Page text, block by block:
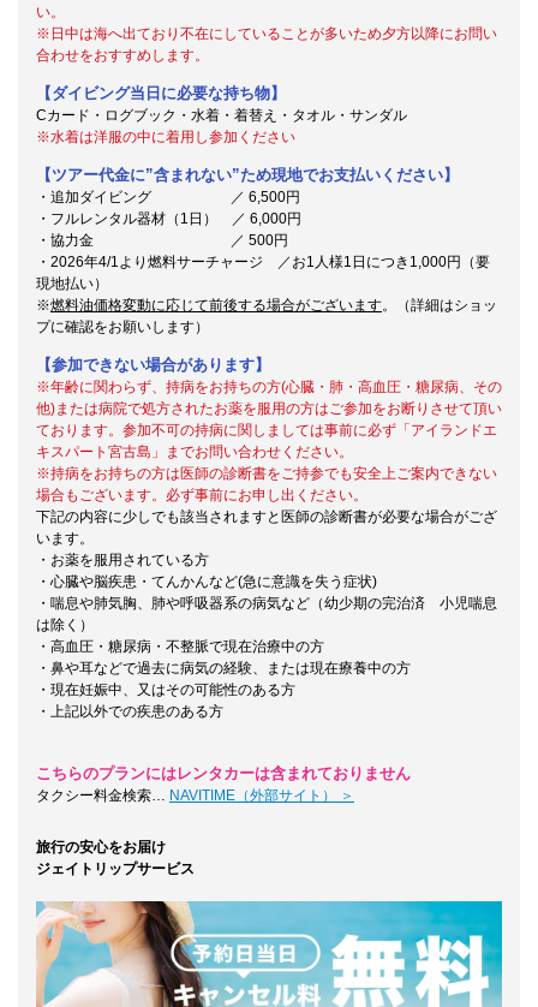
い。
※日中は海へ出ており不在にしていることが多いため夕方以降にお問い
合わせをおすすめします。
【ダイビング当日に必要な持ち物】
Cカード・ログブック・水着・着替え・タオル・サンダル
※水着は洋服の中に着用し参加ください
【ツアー代金に”含まれない”ため現地でお支払いください】
・追加ダイビング ／ 6,500円
・フルレンタル器材（1日） ／ 6,000円
・協力金 ／ 500円
・2026年4/1より燃料サーチャージ ／お1人様1日につき1,000円（要
現地払い）
※燃料油価格変動に応じて前後する場合がございます。（詳細はショッ
プに確認をお願いします）
【参加できない場合があります】
※年齢に関わらず、持病をお持ちの方(心臓・肺・高血圧・糖尿病、その
他)または病院で処方されたお薬を服用の方はご参加をお断りさせて頂い
ております。参加不可の持病に関しましては事前に必ず「アイランドエ
キスパート宮古島」までお問い合わせください。
※持病をお持ちの方は医師の診断書をご持参でも安全上ご案内できない
場合もございます。必ず事前にお申し出ください。
下記の内容に少しでも該当されますと医師の診断書が必要な場合がござ
います。
・お薬を服用されている方
・心臓や脳疾患・てんかんなど(急に意識を失う症状)
・喘息や肺気胸、肺や呼吸器系の病気など（幼少期の完治済 小児喘息
は除く）
・高血圧・糖尿病・不整脈で現在治療中の方
・鼻や耳などで過去に病気の経験、または現在療養中の方
・現在妊娠中、又はその可能性のある方
・上記以外での疾患のある方
こちらのプランにはレンタカーは含まれておりません
タクシー料金検索… NAVITIME（外部サイト） ＞
旅行の安心をお届け
ジェイトリップサービス